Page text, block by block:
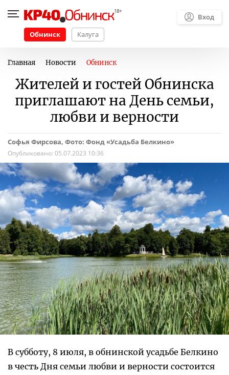
Обнинск Калуга
Вход
Главная Новости Обнинск
Жителей и гостей Обнинска
приглашают на День семьи,
любви и верности
Софья Фирсова, Фото: Фонд «Усадьба Белкино»
Опубликовано: 05.07.2023 10:36
В субботу, 8 июля, в обнинской усадьбе Белкино
в честь Дня семьи любви и верности состоится